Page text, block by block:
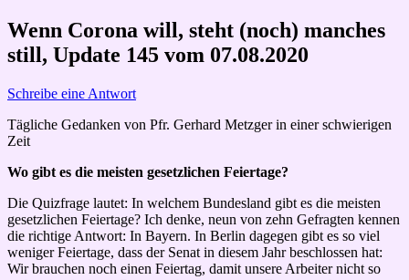
Wenn Corona will, steht (noch) manches
still, Update 145 vom 07.08.2020
Schreibe eine Antwort
Tägliche Gedanken von Pfr. Gerhard Metzger in einer schwierigen
Zeit
Wo gibt es die meisten gesetzlichen Feiertage?
Die Quizfrage lautet: In welchem Bundesland gibt es die meisten
gesetzlichen Feiertage? Ich denke, neun von zehn Gefragten kennen
die richtige Antwort: In Bayern. In Berlin dagegen gibt es so viel
weniger Feiertage, dass der Senat in diesem Jahr beschlossen hat:
Wir brauchen noch einen Feiertag, damit unsere Arbeiter nicht so